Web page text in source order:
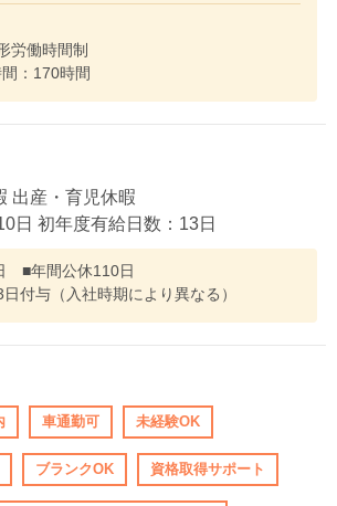
労働時間制
：170時間
出産・育児休暇
日 初年度有給日数：13日
■年間公休110日
付与（入社時期により異なる）
車通勤可 未経験OK
ブランクOK 資格取得サポート